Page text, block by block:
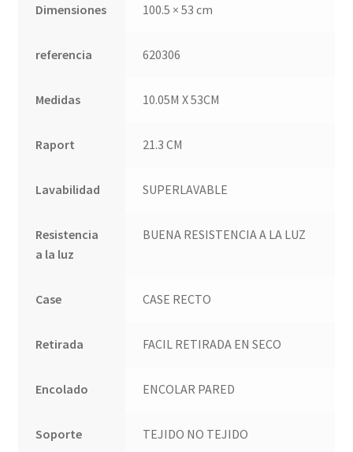
Dimensiones 100.5 × 53 cm
referencia 620306
Medidas 10.05M X 53CM
Raport 21.3 CM
Lavabilidad SUPERLAVABLE
Resistencia
a la luz
BUENA RESISTENCIA A LA LUZ
Case CASE RECTO
Retirada FACIL RETIRADA EN SECO
Encolado ENCOLAR PARED
Soporte TEJIDO NO TEJIDO